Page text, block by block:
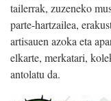
tailerrak, zuzeneko
parte-hartzailea,
artisauen azoka eta
elkarte, merkatari,
antolatu da.